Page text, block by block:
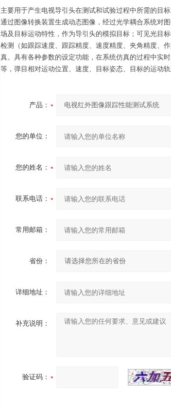
主要用于产生电视导引头在测试和试验过程中所需的目
通过图像转换装置生成动态图像，经过光学耦合系统对
场及目标运动特性，作为导引头的模拟目标；可见光目
检测（如跟踪速度、跟踪精度、速度精度、夹角精度、
真。具有各种参数的设定功能，在系统仿真的过程中实
等，弹目相对运动位置、速度、目标姿态、目标的运动
产品：
您的单位：
您的姓名：
联系电话：
常用邮箱：
省份：
详细地址：
补充说明：
验证码：